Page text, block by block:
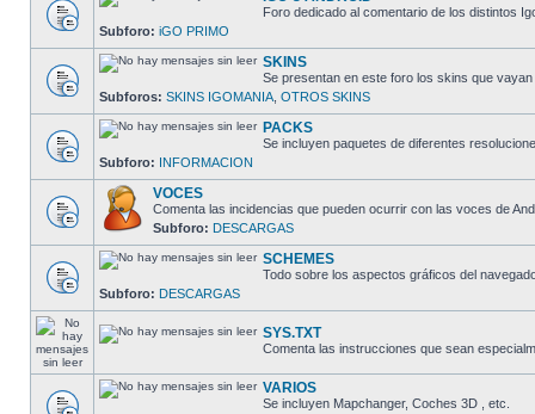
Foro dedicado al comentario de los distintos
Subforo: iGO PRIMO
SKINS
Se presentan en este foro los skins que
Subforos: SKINS IGOMANIA OTROS SKINS
PACKS
Se incluyen paquetes de diferentes
Subforo: INFORMACION
VOCES
Comenta las incidencias que pueden ocurrir con las voces de
Subforo: DESCARGAS
SCHEMES
Todo sobre los aspectos gráficos del
Subforo: DESCARGAS
SYS.TXT
Comenta las instrucciones que sean
VARIOS
Se incluyen Mapchanger, Coches 3D , etc.